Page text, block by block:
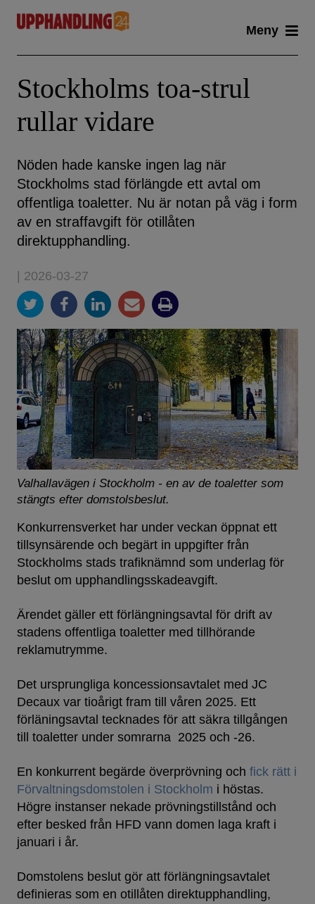
content
Meny
Stockholms toa-strul
rullar vidare
Nöden hade kanske ingen lag när
Stockholms stad förlängde ett avtal om
offentliga toaletter. Nu är notan på väg i form
av en straffavgift för otillåten
direktupphandling.
| 2026-03-27
Valhallavägen i Stockholm - en av de toaletter som
stängts efter domstolsbeslut.
Konkurrensverket har under veckan öppnat ett
tillsynsärende och begärt in uppgifter från
Stockholms stads trafiknämnd som underlag för
beslut om upphandlingsskadeavgift.
Ärendet gäller ett förlängningsavtal för drift av
stadens offentliga toaletter med tillhörande
reklamutrymme.
Det ursprungliga koncessionsavtalet med JC
Decaux var tioårigt fram till våren 2025. Ett
förläningsavtal tecknades för att säkra tillgången
till toaletter under somrarna 2025 och -26.
En konkurrent begärde överprövning och fick rätt i
Förvaltningsdomstolen i Stockholm i höstas.
Högre instanser nekade prövningstillstånd och
efter besked från HFD vann domen laga kraft i
januari i år.
Domstolens beslut gör att förlängningsavtalet
definieras som en otillåten direktupphandling,